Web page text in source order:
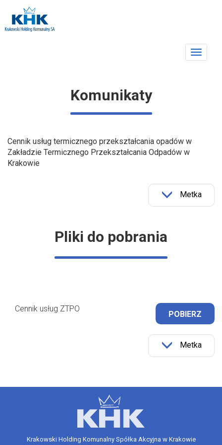
Toggle
Komunikaty
Cennik usług termicznego przekształcania opadów w
Zakładzie Termicznego Przekształcania Odpadów w
Krakowie
Metka
Pliki do pobrania
Cennik usług ZTPO
POBIERZ
Metka
Krakowski Holding Komunalny Spółka Akcyjna w Krakowie